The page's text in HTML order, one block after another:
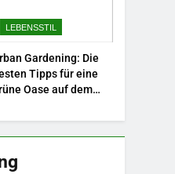
Mut zum
in der neuen
in diesem
LEBENSSTIL
Gardening: Die
Tipps für eine
Oase auf dem